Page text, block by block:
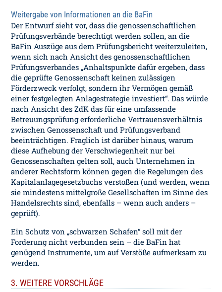
Weitergabe von Informationen an die BaFin
Der Entwurf sieht vor, dass die genossenschaftlichen
Prüfungsverbände berechtigt werden sollen, an die
BaFin Auszüge aus dem Prüfungsbericht weiterzuleiten,
wenn sich nach Ansicht des genossenschaftlichen
Prüfungsverbandes „Anhaltspunkte dafür ergeben, dass
die geprüfte Genossenschaft keinen zulässigen
Förderzweck verfolgt, sondern ihr Vermögen gemäß
einer festgelegten Anlagestrategie investiert“. Das würde
nach Ansicht des ZdK das für eine umfassende
Betreuungsprüfung erforderliche Vertrauensverhältnis
zwischen Genossenschaft und Prüfungsverband
beeinträchtigen. Fraglich ist darüber hinaus, warum
diese Aufhebung der Verschwiegenheit nur bei
Genossenschaften gelten soll, auch Unternehmen in
anderer Rechtsform können gegen die Regelungen des
Kapitalanlagegesetzbuchs verstoßen (und werden, wenn
sie mindestens mittelgroße Gesellschaften im Sinne des
Handelsrechts sind, ebenfalls – wenn auch anders –
geprüft).
Ein Schutz von „schwarzen Schafen“ soll mit der
Forderung nicht verbunden sein – die BaFin hat
genügend Instrumente, um auf Verstöße aufmerksam zu
werden.
3. WEITERE VORSCHLÄGE